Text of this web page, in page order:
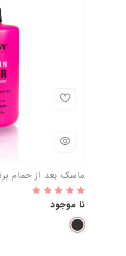
ماسک بعد از حمام
نا موجود